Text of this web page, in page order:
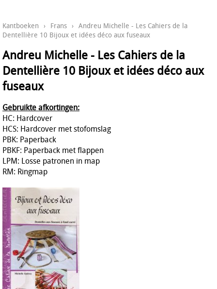
Kantboeken › Frans › Andreu Michelle - Les Cahiers de la
Dentellière 10 Bijoux et idées déco aux fuseaux
Andreu Michelle - Les Cahiers de la
Dentellière 10 Bijoux et idées déco aux
fuseaux
Gebruikte afkortingen:
HC: Hardcover
HCS: Hardcover met stofomslag
PBK: Paperback
PBKF: Paperback met flappen
LPM: Losse patronen in map
RM: Ringmap